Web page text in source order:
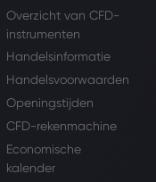
Overzicht van CFD-
instrumenten
Handelsinformatie
Handelsvoorwaarden
Openingstijden
CFD-rekenmachine
Economische
kalender